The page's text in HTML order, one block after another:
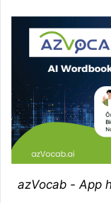
azVocab - App